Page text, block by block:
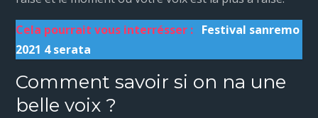
Cela pourrait vous interrésser : Festival sanremo
2021 4 serata
Comment savoir si on na une
belle voix ?